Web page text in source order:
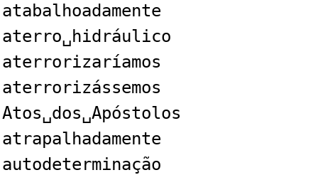
atabalhoadamente
aterro␣hidráulico
aterrorizaríamos
aterrorizássemos
Atos␣dos␣Apóstolos
atrapalhadamente
autodeterminação